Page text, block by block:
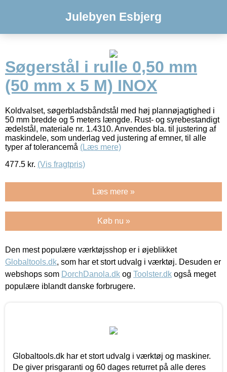
Julebyen Esbjerg
Søgerstål i rulle 0,50 mm
(50 mm x 5 M) INOX
Koldvalset, søgerbladsbåndstål med høj plannøjagtighed i
50 mm bredde og 5 meters længde. Rust- og syrebestandigt
ædelstål, materiale nr. 1.4310. Anvendes bla. til justering af
maskindele, som underlag ved justering af emner, til alle
typer af tolerancemå (Læs mere)
477.5 kr. (Vis fragtpris)
Læs mere »
Køb nu »
Den mest populære værktøjsshop er i øjeblikket
Globaltools.dk, som har et stort udvalg i værktøj. Desuden er
webshops som DorchDanola.dk og Toolster.dk også meget
populære iblandt danske forbrugere.
Globaltools.dk har et stort udvalg i værktøj og maskiner.
De giver prisgaranti og 60 dages returret på alle deres